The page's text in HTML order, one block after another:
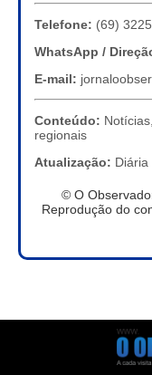
Telefone: (69)
WhatsApp /
E-mail:
Conteúdo:
regionais
Atualização: Diária
© O
Reprodução do